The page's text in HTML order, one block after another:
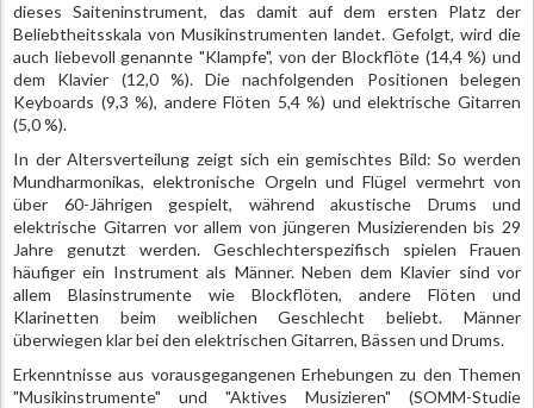
dieses Saiteninstrument, das damit auf dem ersten Platz der
Beliebtheitsskala von Musikinstrumenten landet. Gefolgt, wird die
auch liebevoll genannte "Klampfe", von der Blockflöte (14,4 %) und
dem Klavier (12,0 %). Die nachfolgenden Positionen belegen
Keyboards (9,3 %), andere Flöten 5,4 %) und elektrische Gitarren
(5,0 %).
In der Altersverteilung zeigt sich ein gemischtes Bild: So werden
Mundharmonikas, elektronische Orgeln und Flügel vermehrt von
über 60-Jährigen gespielt, während akustische Drums und
elektrische Gitarren vor allem von jüngeren Musizierenden bis 29
Jahre genutzt werden. Geschlechterspezifisch spielen Frauen
häufiger ein Instrument als Männer. Neben dem Klavier sind vor
allem Blasinstrumente wie Blockflöten, andere Flöten und
Klarinetten beim weiblichen Geschlecht beliebt. Männer
überwiegen klar bei den elektrischen Gitarren, Bässen und Drums.
Erkenntnisse aus vorausgegangenen Erhebungen zu den Themen
"Musikinstrumente" und "Aktives Musizieren" (SOMM-Studie